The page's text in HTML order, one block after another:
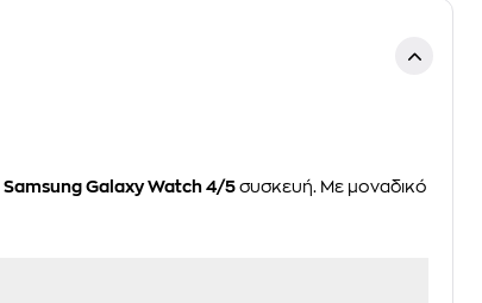
Samsung Galaxy Watch 4/5 συσκευή. Με μοναδικό